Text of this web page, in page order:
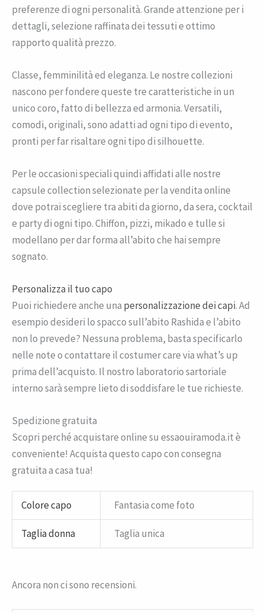
preferenze di ogni personalità. Grande attenzione per i
dettagli, selezione raffinata dei tessuti e ottimo
rapporto qualità prezzo.
Classe, femminilità ed eleganza. Le nostre collezioni
nascono per fondere queste tre caratteristiche in un
unico coro, fatto di bellezza ed armonia. Versatili,
comodi, originali, sono adatti ad ogni tipo di evento,
pronti per far risaltare ogni tipo di silhouette.
Per le occasioni speciali quindi affidati alle nostre
capsule collection selezionate per la vendita online
dove potrai scegliere tra abiti da giorno, da sera, cocktail
e party di ogni tipo. Chiffon, pizzi, mikado e tulle si
modellano per dar forma all’abito che hai sempre
sognato.
Personalizza il tuo capo
Puoi richiedere anche una personalizzazione dei capi. Ad
esempio desideri lo spacco sull’abito Rashida e l’abito
non lo prevede? Nessuna problema, basta specificarlo
nelle note o contattare il costumer care via what’s up
prima dell’acquisto. Il nostro laboratorio sartoriale
interno sarà sempre lieto di soddisfare le tue richieste.
Spedizione gratuita
Scopri perché acquistare online su essaouiramoda.it è
conveniente! Acquista questo capo con consegna
gratuita a casa tua!
Colore capo Fantasia come foto
Taglia donna Taglia unica
Ancora non ci sono recensioni.